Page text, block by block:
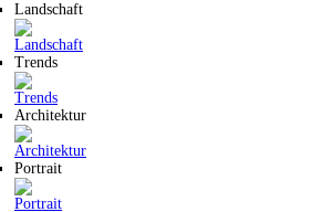
Landschaft
Trends
Architektur
Portrait